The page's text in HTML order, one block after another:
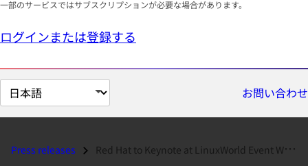
一部のサービスではサブスクリプションが必要な場合があります。
ログインまたは登録する
ペ
ー
の
お問い合わせ
Press releases Red Hat to Keynote at LinuxWorld Event With Morgan Stanley...